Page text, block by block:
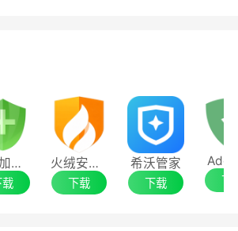
360加固助手
载
火绒安全软件6.0
下载
希沃管家
下载 下